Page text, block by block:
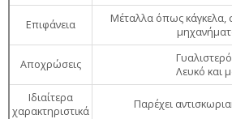
Επιφάνεια
Μέταλλα όπως κάγκελα,
Αποχρώσεις
Λευκό και
Ιδιαίτερα
χαρακτηριστικά
Παρέχει